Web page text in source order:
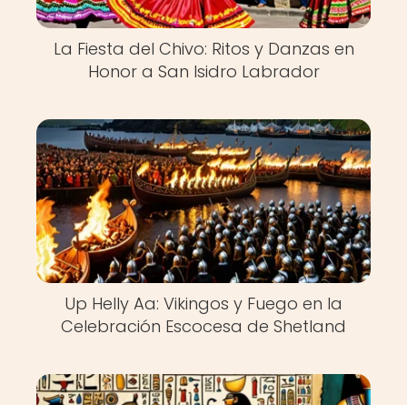
La Fiesta del Chivo: Ritos y Danzas en
Honor a San Isidro Labrador
Up Helly Aa: Vikingos y Fuego en la
Celebración Escocesa de Shetland